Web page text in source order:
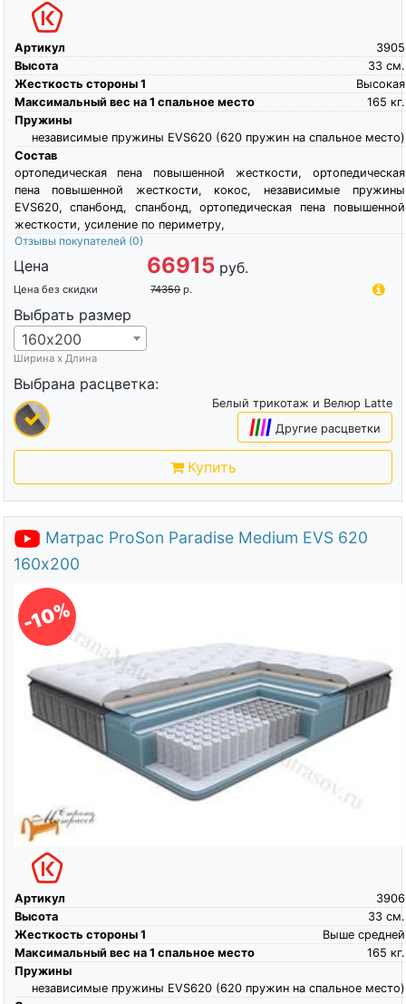
Артикул
3905
Высота
см.
33
Жесткость стороны 1
Высокая
Максимальный вес на 1 спальное место
кг.
165
Пружины
независимые пружины EVS620 (620 пружин на спальное место)
Состав
ортопедическая пена повышенной жесткости, ортопедическая
пена повышенной жесткости, кокос, независимые пружины
EVS620, спанбонд, спанбонд, ортопедическая пена повышенной
жесткости, усиление по периметру,
Отзывы покупателей (0)
Цена 66915 руб.
Цена без скидки 74350 р.
Выбрать размер
160х200
Ширина х Длина
Выбрана расцветка:
Белый трикотаж и Велюр Latte
|||| Другие расцветки
Купить
Матрас ProSon Paradise Medium EVS 620
160х200
-10%
Артикул
3906
Высота
см.
33
Жесткость стороны 1
Выше средней
Максимальный вес на 1 спальное место
кг.
165
Пружины
независимые пружины EVS620 (620 пружин на спальное место)